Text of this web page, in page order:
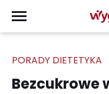
PORADY DIETETYKA
Bezcukrowe